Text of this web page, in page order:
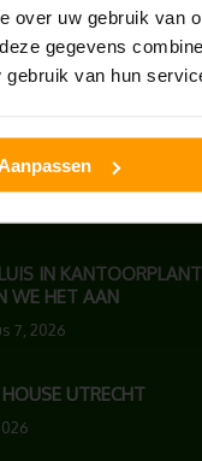
over uw gebruik van
gegevens
van hun
IN
WE HET AAN
7, 2026
UTRECHT